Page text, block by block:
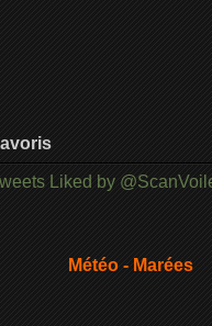
Liked by
Météo - Marées